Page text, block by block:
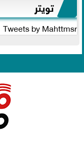
تويتر
Tweets by Mahttmsr